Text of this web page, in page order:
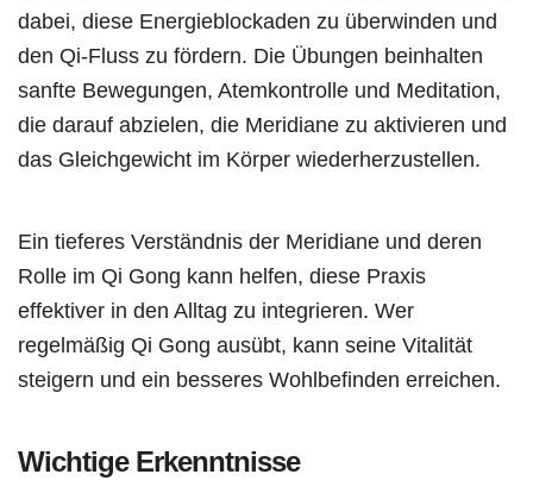
dabei, diese Energieblockaden zu überwinden und
den Qi-Fluss zu fördern. Die Übungen beinhalten
sanfte Bewegungen, Atemkontrolle und Meditation,
die darauf abzielen, die Meridiane zu aktivieren und
das Gleichgewicht im Körper wiederherzustellen.
Ein tieferes Verständnis der Meridiane und deren
Rolle im Qi Gong kann helfen, diese Praxis
effektiver in den Alltag zu integrieren. Wer
regelmäßig Qi Gong ausübt, kann seine Vitalität
steigern und ein besseres Wohlbefinden erreichen.
Wichtige Erkenntnisse